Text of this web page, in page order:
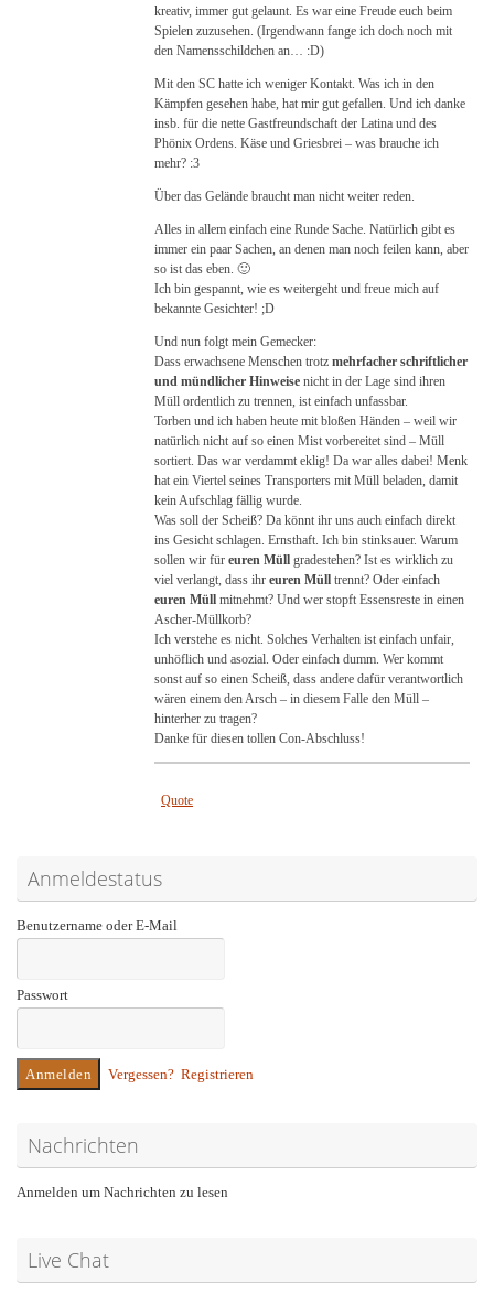
kreativ, immer gut gelaunt. Es war eine Freude euch beim
Spielen zuzusehen. (Irgendwann fange ich doch noch mit
den Namensschildchen an… :D)
Mit den SC hatte ich weniger Kontakt. Was ich in den
Kämpfen gesehen habe, hat mir gut gefallen. Und ich danke
insb. für die nette Gastfreundschaft der Latina und des
Phönix Ordens. Käse und Griesbrei – was brauche ich
mehr? :3
Über das Gelände braucht man nicht weiter reden.
Alles in allem einfach eine Runde Sache. Natürlich gibt es
immer ein paar Sachen, an denen man noch feilen kann, aber
so ist das eben. 🙂
Ich bin gespannt, wie es weitergeht und freue mich auf
bekannte Gesichter! ;D
Und nun folgt mein Gemecker:
Dass erwachsene Menschen trotz mehrfacher schriftlicher
und mündlicher Hinweise nicht in der Lage sind ihren
Müll ordentlich zu trennen, ist einfach unfassbar.
Torben und ich haben heute mit bloßen Händen – weil wir
natürlich nicht auf so einen Mist vorbereitet sind – Müll
sortiert. Das war verdammt eklig! Da war alles dabei! Menk
hat ein Viertel seines Transporters mit Müll beladen, damit
kein Aufschlag fällig wurde.
Was soll der Scheiß? Da könnt ihr uns auch einfach direkt
ins Gesicht schlagen. Ernsthaft. Ich bin stinksauer. Warum
sollen wir für euren Müll gradestehen? Ist es wirklich zu
viel verlangt, dass ihr euren Müll trennt? Oder einfach
euren Müll mitnehmt? Und wer stopft Essensreste in einen
Ascher-Müllkorb?
Ich verstehe es nicht. Solches Verhalten ist einfach unfair,
unhöflich und asozial. Oder einfach dumm. Wer kommt
sonst auf so einen Scheiß, dass andere dafür verantwortlich
wären einem den Arsch – in diesem Falle den Müll –
hinterher zu tragen?
Danke für diesen tollen Con-Abschluss!
Quote
Anmeldestatus
Benutzername oder E-Mail
Passwort
Vergessen? Registrieren
Nachrichten
Anmelden um Nachrichten zu lesen
Live Chat